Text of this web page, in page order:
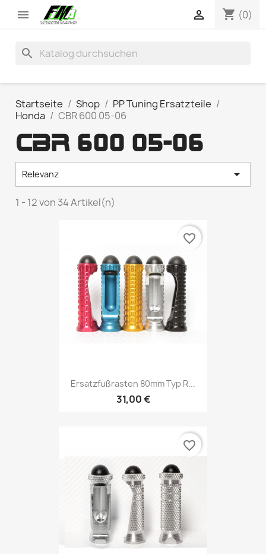
 shopping_cart (0)

search
Startseite Shop
PP Tuning Ersatzteile
Honda
CBR 600 05-06
CBR 600 05-06
Relevanz 
1 - 12 von 34 Artikel(n)
Ersatzfußrasten 80mm Typ R...
31,00 €
favorite_border
favorite_border